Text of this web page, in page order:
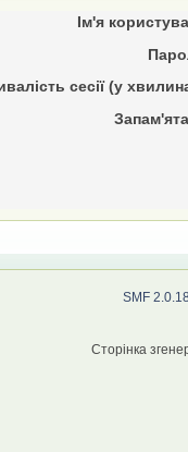
Ім'я
сесії (у
SMF
Сторінка